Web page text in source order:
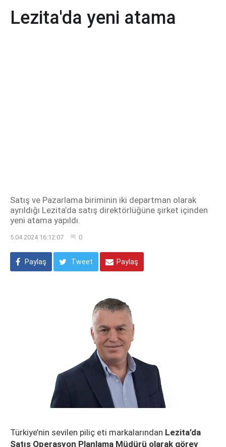
Lezita'da yeni atama
Satış ve Pazarlama biriminin iki departman olarak
ayrıldığı Lezita’da satış direktörlüğüne şirket içinden
yeni atama yapıldı.
5.04.2024 16:12:07 0
Paylaş Tweet Paylaş
Türkiye’nin sevilen piliç eti markalarından Lezita’da
Satış Operasyon Planlama Müdürü olarak görev